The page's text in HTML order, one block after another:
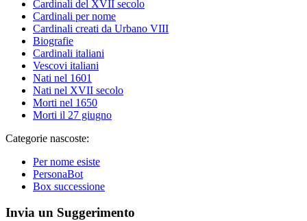
Cardinali del XVII secolo
Cardinali per nome
Cardinali creati da Urbano VIII
Biografie
Cardinali italiani
Vescovi italiani
Nati nel 1601
Nati nel XVII secolo
Morti nel 1650
Morti il 27 giugno
Categorie nascoste:
Per nome esiste
PersonaBot
Box successione
Invia un Suggerimento